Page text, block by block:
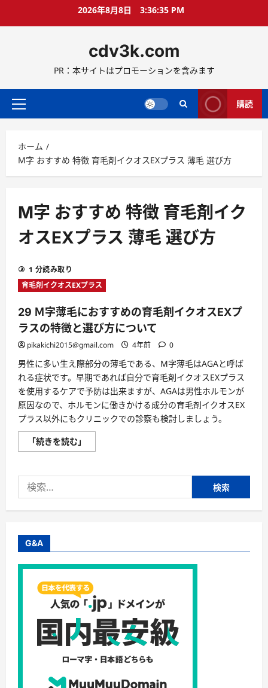
ス
ッ
2026年8月8日 3:36:36 PM
cdv3k.com
PR：本サイトはプロモーションを含みます
メ
メ
ニ
ュ
購読
ホーム
M字 おすすめ 特徴 育毛剤イクオスEXプラス 薄毛 選び方
M字 おすすめ 特徴 育毛剤イク
オスEXプラス 薄毛 選び方
1 分読み取り
育毛剤イクオスEXプラス
29 Ｍ字薄毛におすすめの育毛剤イクオスEXプ
ラスの特徴と選び方について
pikakichi2015@gmail.com 4年前 0
男性に多い生え際部分の薄毛である、M字薄毛はAGAと呼ば
れる症状です。早期であれば自分で育毛剤イクオスEXプラス
を使用するケアで予防は出来ますが、AGAは男性ホルモンが
原因なので、ホルモンに働きかける成分の育毛剤イクオスEX
プラス以外にもクリニックでの診察も検討しましょう。
「続きを読む」
Ｍ
毛
す
す
剤
ク
ス
EX
プ
ラ
の
特
徴
と
選
び
に
索:
G&A